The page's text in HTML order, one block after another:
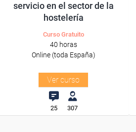
servicio en el sector de la
hostelería
Curso Gratuito
40 horas
Online (toda España)
Ver curso
25 307